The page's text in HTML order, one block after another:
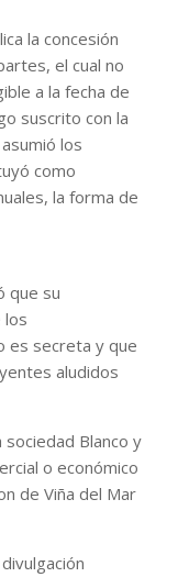
la concesión
el cual no
a la fecha de
suscrito con la
los
como
la forma de
que su
los
es secreta y que
aludidos
Blanco y
o económico
de Viña del Mar